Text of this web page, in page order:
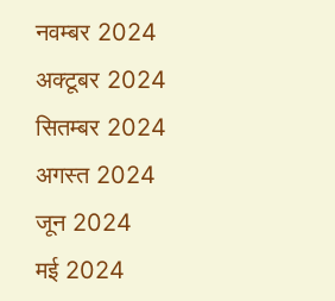
नवम्बर 2024
अक्टूबर 2024
सितम्बर 2024
अगस्त 2024
जून 2024
मई 2024